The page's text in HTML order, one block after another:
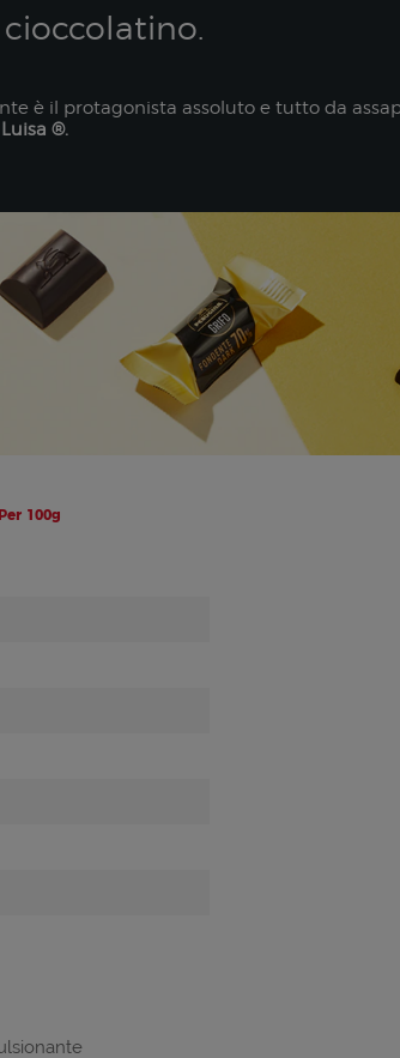
è il protagonista assoluto e tutto da
®.
Per 100g